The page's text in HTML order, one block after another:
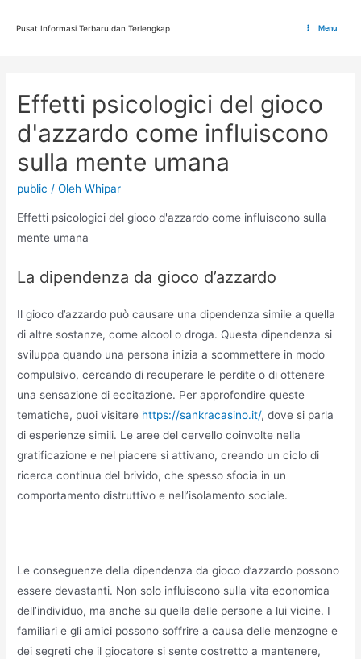
Pusat Informasi Terbaru dan Terlengkap Menu
Effetti psicologici del gioco
d'azzardo come influiscono
sulla mente umana
public / OlehWhipar
Effetti psicologici del gioco d'azzardo come influiscono sulla
mente umana
La dipendenza da gioco d’azzardo
Il gioco d’azzardo può causare una dipendenza simile a quella
di altre sostanze, come alcool o droga. Questa dipendenza si
sviluppa quando una persona inizia a scommettere in modo
compulsivo, cercando di recuperare le perdite o di ottenere
una sensazione di eccitazione. Per approfondire queste
tematiche, puoi visitare https://sankracasino.it/, dove si parla
di esperienze simili. Le aree del cervello coinvolte nella
gratificazione e nel piacere si attivano, creando un ciclo di
ricerca continua del brivido, che spesso sfocia in un
comportamento distruttivo e nell’isolamento sociale.
Le conseguenze della dipendenza da gioco d’azzardo possono
essere devastanti. Non solo influiscono sulla vita economica
dell’individuo, ma anche su quella delle persone a lui vicine. I
familiari e gli amici possono soffrire a causa delle menzogne e
dei segreti che il giocatore si sente costretto a mantenere,